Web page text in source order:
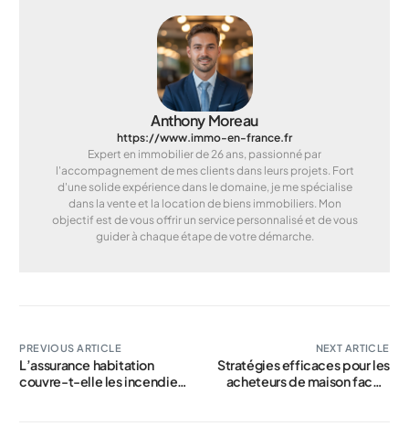
Anthony Moreau
https://www.immo-en-france.fr
Expert en immobilier de 26 ans, passionné par
l'accompagnement de mes clients dans leurs projets. Fort
d'une solide expérience dans le domaine, je me spécialise
dans la vente et la location de biens immobiliers. Mon
objectif est de vous offrir un service personnalisé et de vous
guider à chaque étape de votre démarche.
PREVIOUS ARTICLE
L’assurance habitation
couvre-t-elle les incendies
NEXT ARTICLE
Stratégies efficaces pour les
acheteurs de maison face à